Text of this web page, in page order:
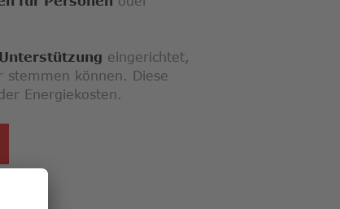
eingerichtet,
stemmen können. Diese
Energiekosten.